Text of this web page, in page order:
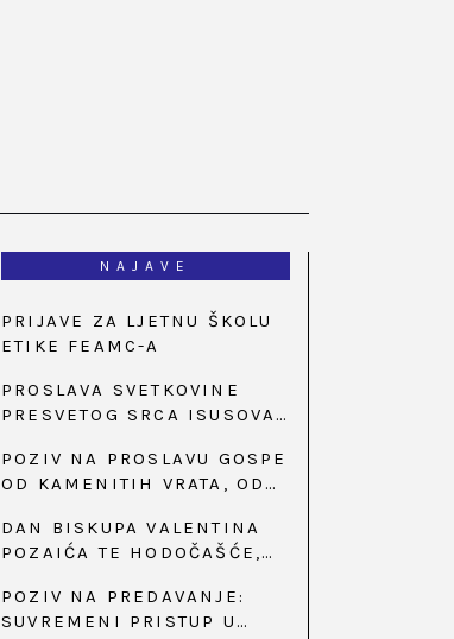
NAJAVE
PRIJAVE ZA LJETNU ŠKOLU
ETIKE FEAMC-A
PROSLAVA SVETKOVINE
PRESVETOG SRCA ISUSOVA
PALMOTIĆEVOJ
POZIV NA PROSLAVU GOSPE
OD KAMENITIH VRATA, OD
DAN BISKUPA VALENTINA
POZAIĆA TE HODOČAŠĆE,
OBLJETNICA OSNIVANJA
HKLD-A, U MARIJI BISTRICI,
POZIV NA PREDAVANJE:
SUVREMENI PRISTUP U